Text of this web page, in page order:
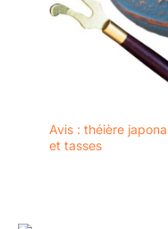
Avis : théière
et tasses